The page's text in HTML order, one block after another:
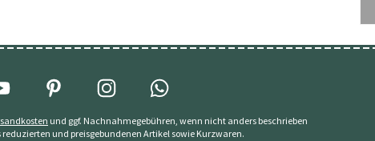
und ggf. Nachnahmegebühren, wenn nicht anders beschrieben
und preisgebundenen Artikel sowie Kurzwaren.